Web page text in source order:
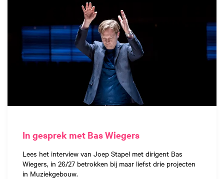
In gesprek met Bas Wiegers
Lees het interview van Joep Stapel met dirigent Bas
Wiegers, in 26/27 betrokken bij maar liefst drie projecten
in Muziekgebouw.